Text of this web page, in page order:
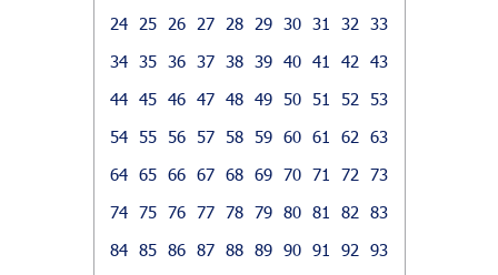
24
25 26 27 28 29 30 31 32
33
34
35 36 37 38 39 40 41 42
43
44 45 46 47 48 49 50 51 52
53
54
55 56 57 58 59 60 61 62
63
64 65 66 67 68 69 70 71 72
73
74 75 76 77 78 79 80 81 82
83
84 85 86 87 88 89 90 91 92
93